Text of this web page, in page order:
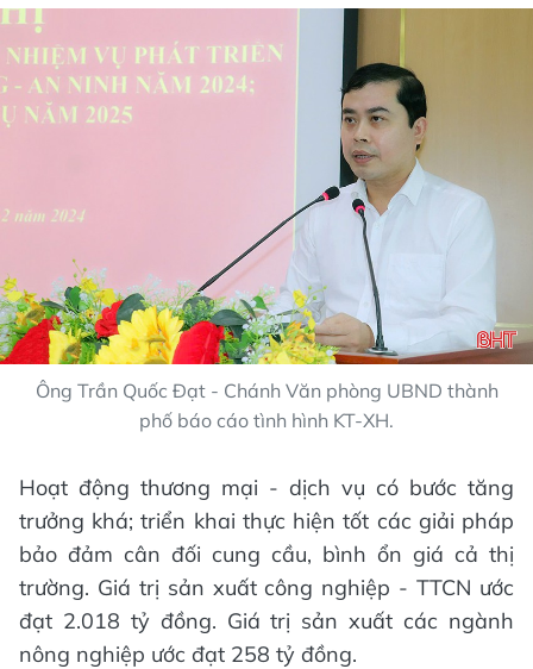
Ông Trần Quốc Đạt - Chánh Văn phòng UBND thành
phố báo cáo tình hình KT-XH.
Hoạt động thương mại - dịch vụ có bước tăng
trưởng khá; triển khai thực hiện tốt các giải pháp
bảo đảm cân đối cung cầu, bình ổn giá cả thị
trường. Giá trị sản xuất công nghiệp - TTCN ước
đạt 2.018 tỷ đồng. Giá trị sản xuất các ngành
nông nghiệp ước đạt 258 tỷ đồng.